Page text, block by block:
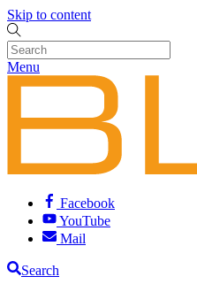
Skip to content
Menu
Facebook
YouTube
Mail
Search